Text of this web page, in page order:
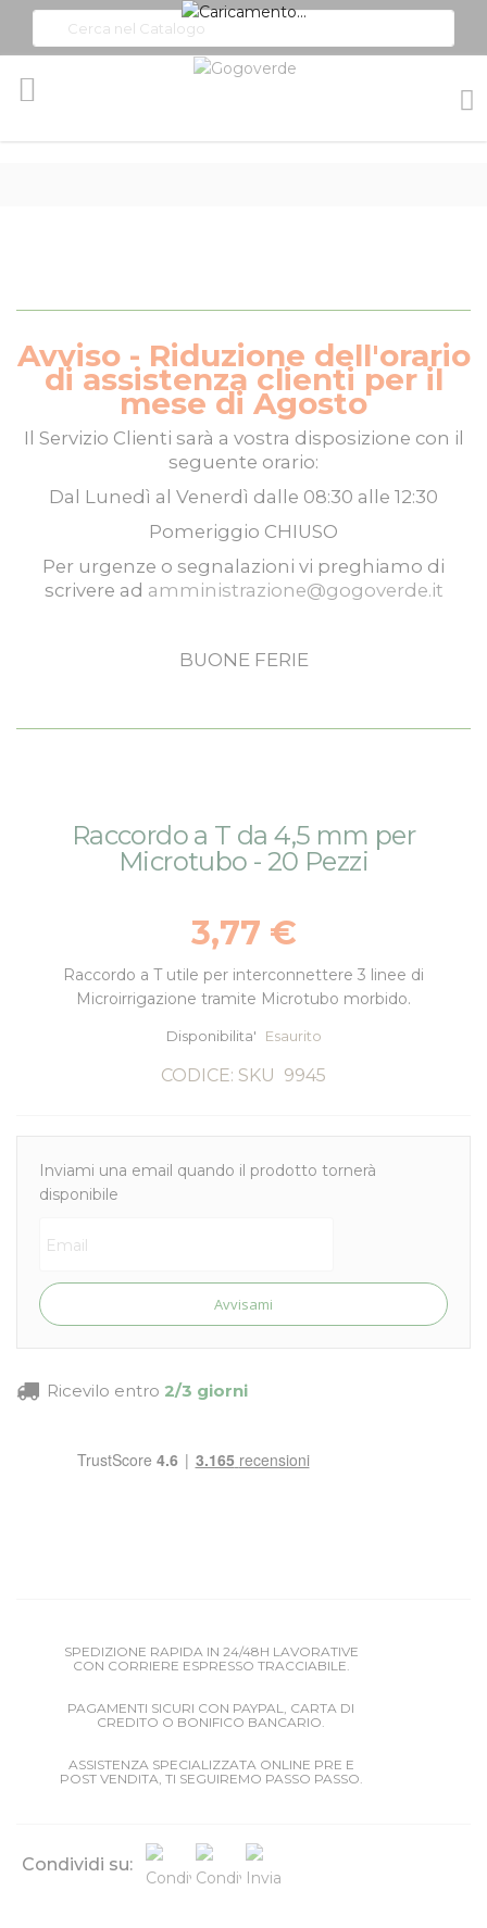
Avviso - Riduzione dell'orario
di assistenza clienti per il
mese di Agosto
Il Servizio Clienti sarà a vostra disposizione con il
seguente orario:
Dal Lunedì al Venerdì dalle 08:30 alle 12:30
Pomeriggio CHIUSO
Per urgenze o segnalazioni vi preghiamo di
scrivere ad amministrazione@gogoverde.it
BUONE FERIE
Raccordo a T da 4,5 mm per
Microtubo - 20 Pezzi
3,77 €
Raccordo a T utile per interconnettere 3 linee di
Microirrigazione tramite Microtubo morbido.
Disponibilita' Esaurito
CODICE: SKU 9945
Inviami una email quando il prodotto tornerà
disponibile
Avvisami
Ricevilo entro 2/3 giorni
SPEDIZIONE RAPIDA IN 24/48H LAVORATIVE
CON CORRIERE ESPRESSO TRACCIABILE.
PAGAMENTI SICURI CON PAYPAL, CARTA DI
CREDITO O BONIFICO BANCARIO.
ASSISTENZA SPECIALIZZATA ONLINE PRE E
POST VENDITA, TI SEGUIREMO PASSO PASSO.
Condividi su: